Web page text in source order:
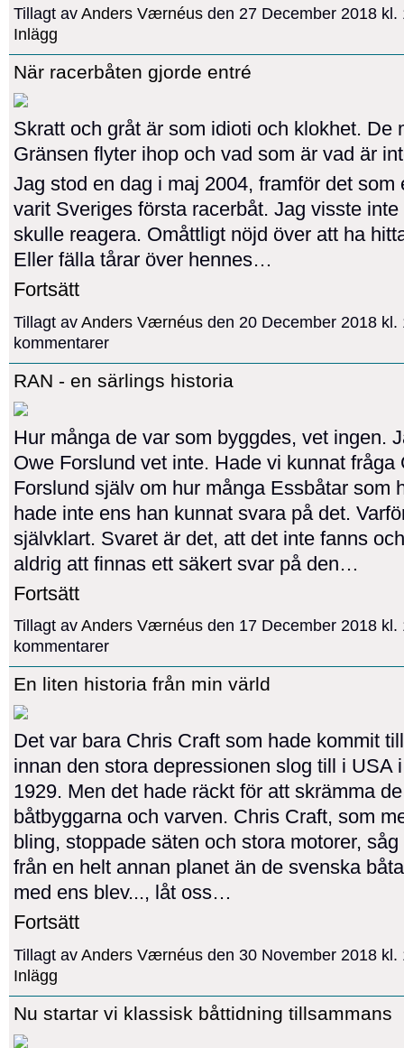
Tillagt av Anders Værnéus den 27 December 2018
Inlägg
När racerbåten gjorde entré
Skratt och gråt är som idioti och klokhet. De
Gränsen flyter ihop och vad som är vad är
Jag stod en dag i maj 2004, framför det som
varit Sveriges första racerbåt. Jag visste inte
skulle reagera. Omåttligt nöjd över att ha
Eller fälla tårar över hennes…
Fortsätt
Tillagt av Anders Værnéus den 20 December 2018
kommentarer
RAN - en särlings historia
Hur många de var som byggdes, vet ingen.
Owe Forslund vet inte. Hade vi kunnat fråga
Forslund själv om hur många Essbåtar som
hade inte ens han kunnat svara på det.
självklart. Svaret är det, att det inte fanns
aldrig att finnas ett säkert svar på den…
Fortsätt
Tillagt av Anders Værnéus den 17 December 2018
kommentarer
En liten historia från min värld
Det var bara Chris Craft som hade kommit
innan den stora depressionen slog till i USA
1929. Men det hade räckt för att skrämma
båtbyggarna och varven. Chris Craft, som
bling, stoppade säten och stora motorer,
från en helt annan planet än de svenska
med ens blev..., låt oss…
Fortsätt
Tillagt av Anders Værnéus den 30 November 2018
Inlägg
Nu startar vi klassisk båttidning tillsammans